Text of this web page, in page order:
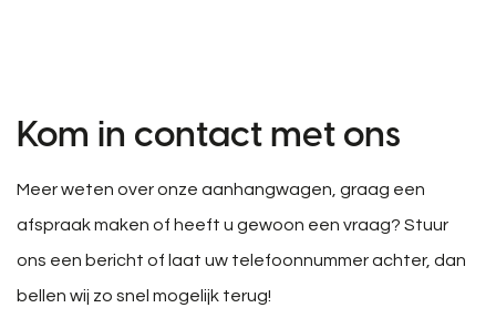
Kom in contact met ons
Meer weten over onze aanhangwagen, graag een
afspraak maken of heeft u gewoon een vraag? Stuur
ons een bericht of laat uw telefoonnummer achter, dan
bellen wij zo snel mogelijk terug!